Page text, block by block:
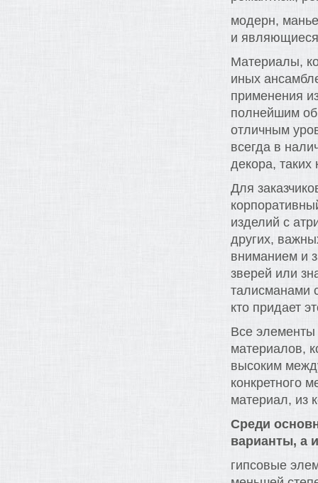
модерн,
и
Материалы,
иных
применения
полнейшим
отличным
всегда в
декора, таких
Для
изделий с
других,
вниманием и
зверей или
талисманами
кто придает
Все элементы
материалов,
высоким
конкретного
материал, из
Среди
варианты, а
гипсовые